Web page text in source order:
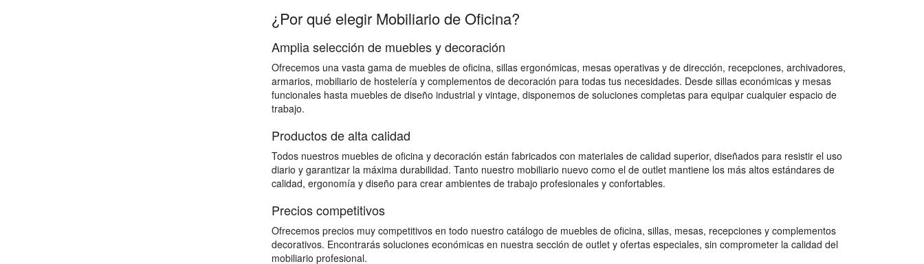
¿Por qué elegir Mobiliario de Oficina?
Amplia selección de muebles y decoración
Ofrecemos una vasta gama de muebles de oficina, sillas ergonómicas, mesas operativas y de dirección, recepciones, archivadores,
armarios, mobiliario de hostelería y complementos de decoración para todas tus necesidades. Desde sillas económicas y mesas
funcionales hasta muebles de diseño industrial y vintage, disponemos de soluciones completas para equipar cualquier espacio de
trabajo.
Productos de alta calidad
Todos nuestros muebles de oficina y decoración están fabricados con materiales de calidad superior, diseñados para resistir el uso
diario y garantizar la máxima durabilidad. Tanto nuestro mobiliario nuevo como el de outlet mantiene los más altos estándares de
calidad, ergonomía y diseño para crear ambientes de trabajo profesionales y confortables.
Precios competitivos
Ofrecemos precios muy competitivos en todo nuestro catálogo de muebles de oficina, sillas, mesas, recepciones y complementos
decorativos. Encontrarás soluciones económicas en nuestra sección de outlet y ofertas especiales, sin comprometer la calidad del
mobiliario profesional.